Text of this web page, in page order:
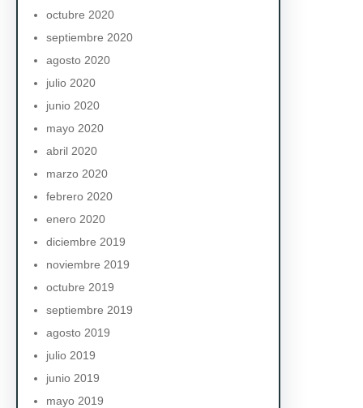
octubre 2020
septiembre 2020
agosto 2020
julio 2020
junio 2020
mayo 2020
abril 2020
marzo 2020
febrero 2020
enero 2020
diciembre 2019
noviembre 2019
octubre 2019
septiembre 2019
agosto 2019
julio 2019
junio 2019
mayo 2019